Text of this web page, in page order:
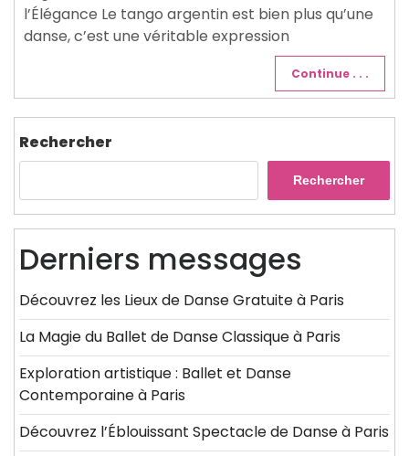
l’Élégance Le tango argentin est bien plus qu’une
danse, c’est une véritable expression
Continue . . .
Rechercher
Rechercher
Derniers messages
Découvrez les Lieux de Danse Gratuite à Paris
La Magie du Ballet de Danse Classique à Paris
Exploration artistique : Ballet et Danse
Contemporaine à Paris
Découvrez l’Éblouissant Spectacle de Danse à Paris